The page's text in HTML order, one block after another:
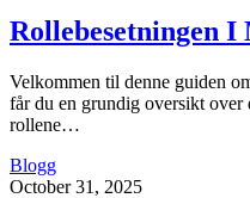
Rollebesetningen I
Velkommen til denne guiden
får du en grundig oversikt over
rollene…
Blogg
October 31, 2025